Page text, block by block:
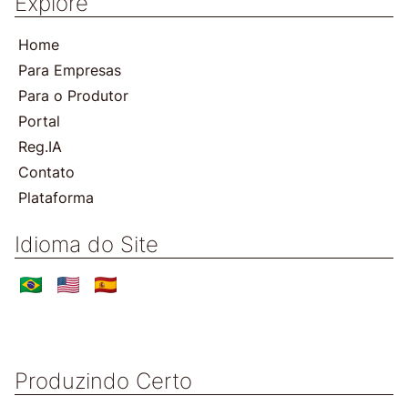
Home
Para Empresas
Para o Produtor
Portal
Reg.IA
Contato
Plataforma
Idioma do Site
Produzindo Certo